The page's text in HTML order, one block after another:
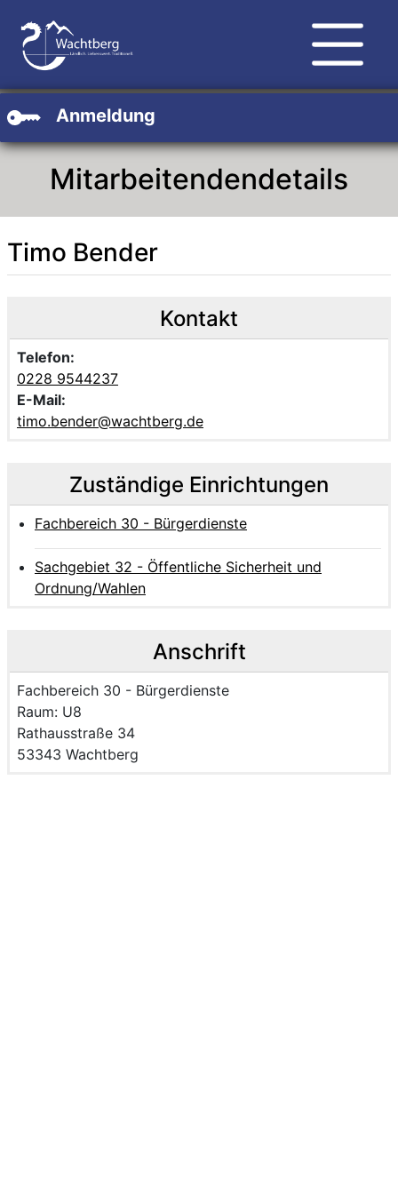
Anmeldung
Mitarbeitendendetails
Timo Bender
Kontakt
Telefon:
0228 9544237
E-Mail:
timo.bender@wachtberg.de
Zuständige Einrichtungen
Fachbereich 30 - Bürgerdienste
Sachgebiet 32 - Öffentliche Sicherheit und
Ordnung/Wahlen
Anschrift
Name der Einrichtung:
Fachbereich 30 - Bürgerdienste
Raum des Mitarbeitenden
Raum: U8
Strasse und Hausnummer
Rathausstraße 34
PLZ und Ort
53343 Wachtberg